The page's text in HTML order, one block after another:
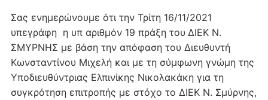
Σας ενημερώνουμε ότι την Τρίτη 16/11/2021
υπεγράφη η υπ αριθμόν 19 πράξη του ΔΙΕΚ Ν.
ΣΜΥΡΝΗΣ με βάση την απόφαση του Διευθυντή
Κωνσταντίνου Μιχελή και με τη σύμφωνη γνώμη της
Υποδιευθύντριας Ελπινίκης Νικολακάκη για τη
συγκρότηση επιτροπής με στόχο το ΔΙΕΚ Ν. Σμύρνης,